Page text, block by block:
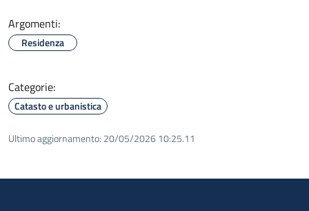
Argomenti:
Residenza
Categorie:
Catasto e urbanistica
Ultimo aggiornamento: 20/05/2026 10:25.11